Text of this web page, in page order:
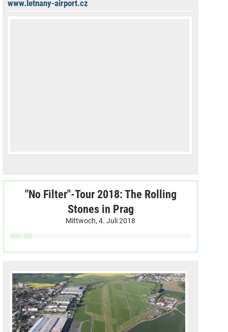
www.letnany-airport.cz
"No Filter"-Tour 2018: The Rolling
Stones in Prag
Mittwoch, 4. Juli 2018